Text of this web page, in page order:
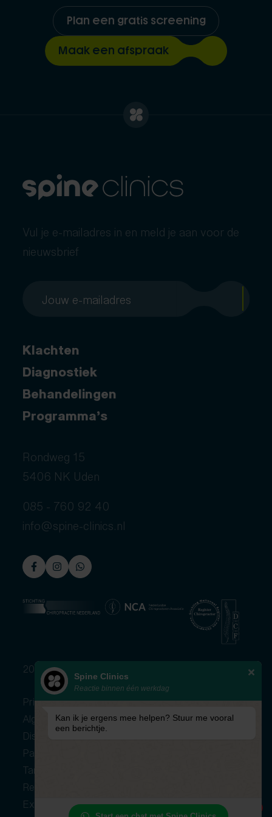
Plan een gratis screening
Maak een afspraak
Vul je e-mailadres in en meld je aan voor de
nieuwsbrief
Klachten
Diagnostiek
Behandelingen
Programma’s
Rondweg 15
5406 NK Uden
085 - 760 92 40
info@spine-clinics.nl
2026 © Spine Clinics
Privacybeleid
Algemene voorwaarden
Disclaimer
Patientenverenigingen
Tarieven
Regio’s
Expertisecentrum
Spine Clinics
Reactie binnen één werkdag
Kan ik je ergens mee helpen? Stuur me vooral
een berichtje.